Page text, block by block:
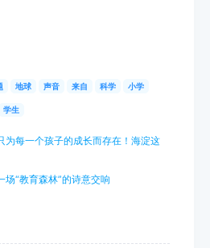
地球 声音 来自 科学 小学
学生
为每一个孩子的成长而存在！海淀这
场“教育森林”的诗意交响